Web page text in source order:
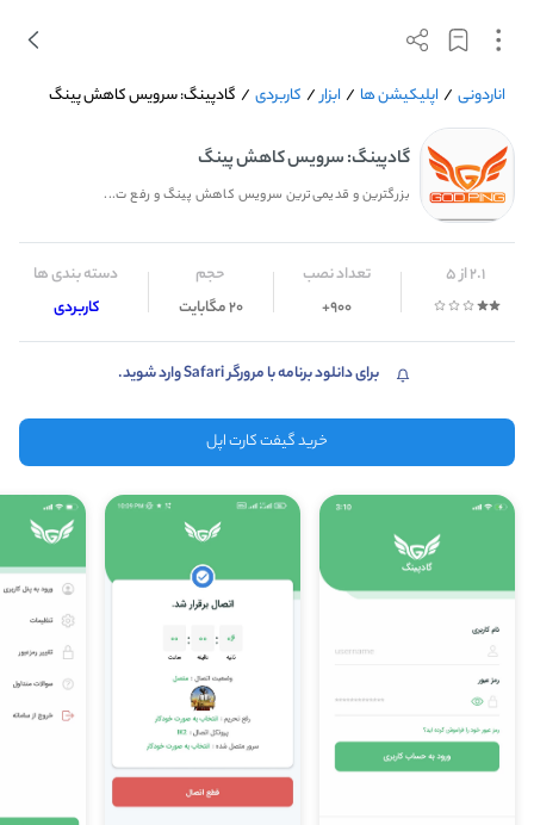
اناردونی / اپلیکیشن ها / ابزار / کاربردی / گادپینگ: سرویس کاهش پینگ
گادپینگ: سرویس کاهش پینگ
بزرگترین و قدیمی‌ترین سرویس کاهش پینگ و رفع ت...
2.1 از 5 تعداد نصب
900+
حجم
20 مگابایت
دسته بندی ها
کاربردی
برای دانلود برنامه با مرورگر Safari وارد شوید.
خرید گیفت کارت اپل